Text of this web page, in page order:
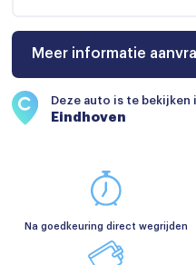
Meer informatie
Deze auto is te bekijken
Eindhoven
Na goedkeuring direct wegrijden